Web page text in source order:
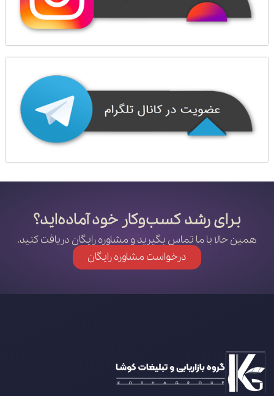
برای رشد کسب‌وکار خود آماده‌اید؟
همین حالا با ما تماس بگیرید و مشاوره رایگان دریافت کنید.
درخواست مشاوره رایگان